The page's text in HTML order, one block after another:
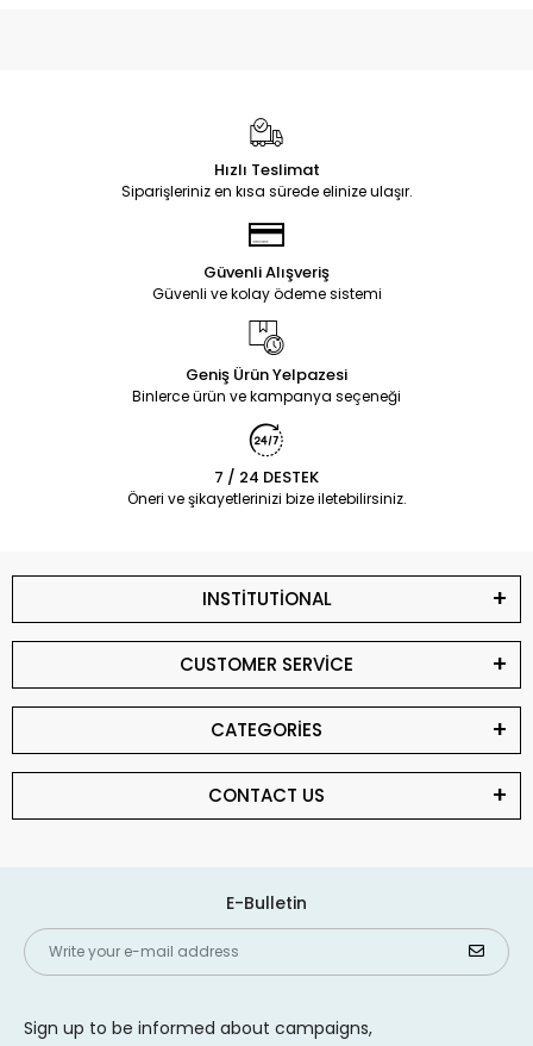
Hızlı Teslimat
Siparişleriniz en kısa sürede elinize ulaşır.
Güvenli Alışveriş
Güvenli ve kolay ödeme sistemi
Geniş Ürün Yelpazesi
Binlerce ürün ve kampanya seçeneği
7 / 24 DESTEK
Öneri ve şikayetlerinizi bize iletebilirsiniz.
INSTİTUTİONAL
CUSTOMER SERVİCE
CATEGORİES
CONTACT US
E-Bulletin
Sign up to be informed about campaigns,